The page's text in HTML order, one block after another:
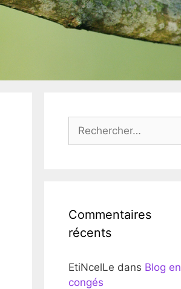
Commentaires
récents
EtiNcelLe dans Blog en
congés